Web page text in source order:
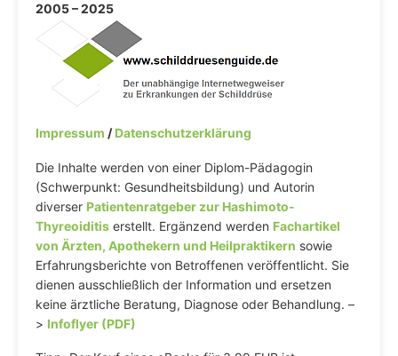
2005 – 2025
Impressum /Datenschutzerklärung
Die Inhalte werden von einer Diplom-Pädagogin
(Schwerpunkt: Gesundheitsbildung) und Autorin
diverser Patientenratgeber zur Hashimoto-
Thyreoiditis erstellt. Ergänzend werden Fachartikel
von Ärzten, Apothekern und Heilpraktikern sowie
Erfahrungsberichte von Betroffenen veröffentlicht. Sie
dienen ausschließlich der Information und ersetzen
keine ärztliche Beratung, Diagnose oder Behandlung. –
> Infoflyer (PDF)